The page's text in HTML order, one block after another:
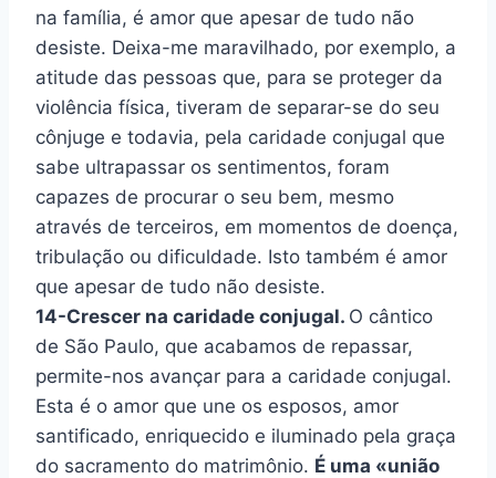
na família, é amor que apesar de tudo não
desiste. Deixa-me maravilhado, por exemplo, a
atitude das pessoas que, para se proteger da
violência física, tiveram de separar-se do seu
cônjuge e todavia, pela caridade conjugal que
sabe ultrapassar os sentimentos, foram
capazes de procurar o seu bem, mesmo
através de terceiros, em momentos de doença,
tribulação ou dificuldade. Isto também é amor
que apesar de tudo não desiste.
14-Crescer na caridade conjugal. O cântico
de São Paulo, que acabamos de repassar,
permite-nos avançar para a caridade conjugal.
Esta é o amor que une os esposos, amor
santificado, enriquecido e iluminado pela graça
do sacramento do matrimônio. É uma «união